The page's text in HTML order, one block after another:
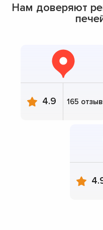
Нам доверяют
4.9 165 отзыв